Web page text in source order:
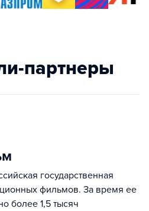
партнеры
государственная
фильмов. За время ее
более 1,5 тысяч